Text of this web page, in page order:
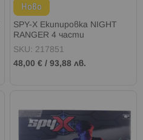
Ново
SPY-X Екипировка NIGHT
RANGER 4 части
SKU: 217851
48,00 € /93,88 лв.